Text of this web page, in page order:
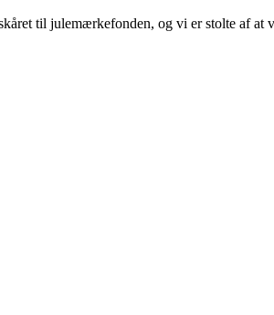
til julemærkefonden, og vi er stolte af